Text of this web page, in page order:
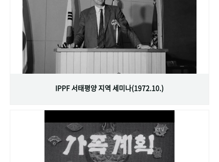
IPPF 서태평양 지역 세미나(1972.10.)